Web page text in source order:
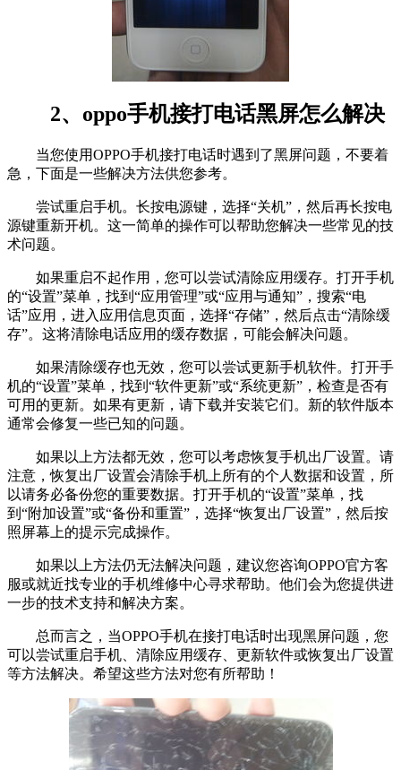
2、oppo手机接打电话黑屏怎么解决
当您使用OPPO手机接打电话时遇到了黑屏问题，不要着
急，下面是一些解决方法供您参考。
尝试重启手机。长按电源键，选择“关机”，然后再长按电
源键重新开机。这一简单的操作可以帮助您解决一些常见的技
术问题。
如果重启不起作用，您可以尝试清除应用缓存。打开手机
的“设置”菜单，找到“应用管理”或“应用与通知”，搜索“电
话”应用，进入应用信息页面，选择“存储”，然后点击“清除缓
存”。这将清除电话应用的缓存数据，可能会解决问题。
如果清除缓存也无效，您可以尝试更新手机软件。打开手
机的“设置”菜单，找到“软件更新”或“系统更新”，检查是否有
可用的更新。如果有更新，请下载并安装它们。新的软件版本
通常会修复一些已知的问题。
如果以上方法都无效，您可以考虑恢复手机出厂设置。请
注意，恢复出厂设置会清除手机上所有的个人数据和设置，所
以请务必备份您的重要数据。打开手机的“设置”菜单，找
到“附加设置”或“备份和重置”，选择“恢复出厂设置”，然后按
照屏幕上的提示完成操作。
如果以上方法仍无法解决问题，建议您咨询OPPO官方客
服或就近找专业的手机维修中心寻求帮助。他们会为您提供进
一步的技术支持和解决方案。
总而言之，当OPPO手机在接打电话时出现黑屏问题，您
可以尝试重启手机、清除应用缓存、更新软件或恢复出厂设置
等方法解决。希望这些方法对您有所帮助！